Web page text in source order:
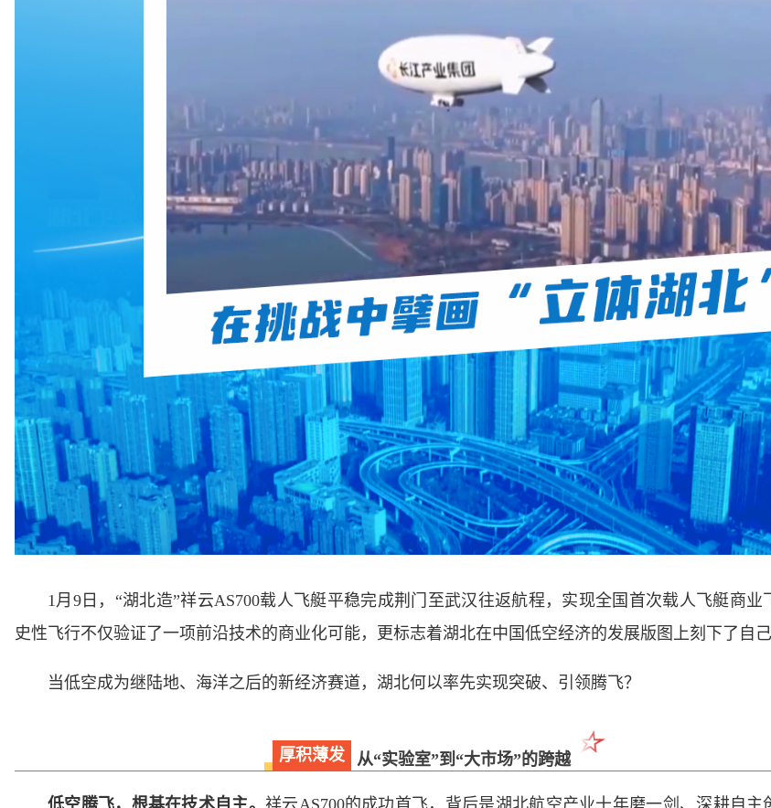
1月9日，“湖北造”祥云AS700载人飞艇平稳完成荆门至武汉往返航程，实现全国首次载人飞艇商业
史性飞行不仅验证了一项前沿技术的商业化可能，更标志着湖北在中国低空经济的发展版图上刻下了自己
当低空成为继陆地、海洋之后的新经济赛道，湖北何以率先实现突破、引领腾飞？
厚积薄发 从“实验室”到“大市场”的跨越